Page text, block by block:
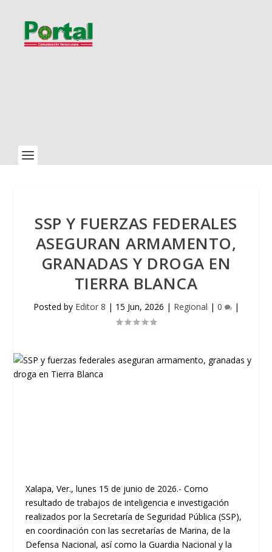
SSP Y FUERZAS FEDERALES
ASEGURAN ARMAMENTO,
GRANADAS Y DROGA EN
TIERRA BLANCA
Posted by Editor 8 | 15 Jun, 2026 | Regional | 0 |
Xalapa, Ver., lunes 15 de junio de 2026.- Como
resultado de trabajos de inteligencia e investigación
realizados por la Secretaría de Seguridad Pública (SSP),
en coordinación con las secretarías de Marina, de la
Defensa Nacional, así como la Guardia Nacional y la